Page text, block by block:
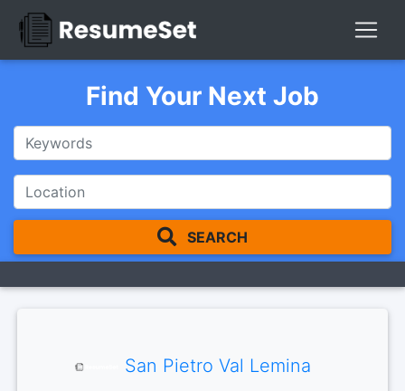
Find Your Next Job
SEARCH
San Pietro Val Lemina